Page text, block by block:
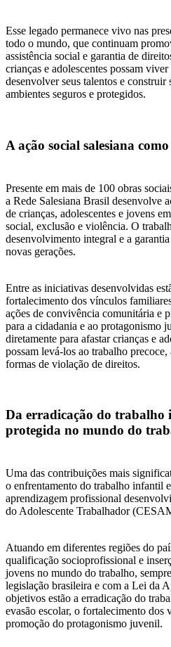
Esse legado permanece vivo nas
todo o mundo, que continuam
assistência social e garantia de
crianças e adolescentes possam
desenvolver seus talentos e construir
ambientes seguros e protegidos.
A ação social salesiana
Presente em mais de 100 obras
a Rede Salesiana Brasil desenvolve
de crianças, adolescentes e jovens
social, exclusão e violência. O
desenvolvimento integral e a
novas gerações.
Entre as iniciativas desenvolvidas
fortalecimento dos vínculos
ações de convivência comunitária e
para a cidadania e ao protagonismo
diretamente para afastar crianças e
possam levá-los ao trabalho
formas de violação de direitos.
Da erradicação do trabalho
protegida no mundo do
Uma das contribuições mais
o enfrentamento do trabalho infantil
aprendizagem profissional
do Adolescente Trabalhador
Atuando em diferentes regiões do
qualificação socioprofissional e
jovens no mundo do trabalho,
legislação brasileira e com a Lei da
objetivos estão a erradicação do
evasão escolar, o fortalecimento dos
promoção do protagonismo juvenil.